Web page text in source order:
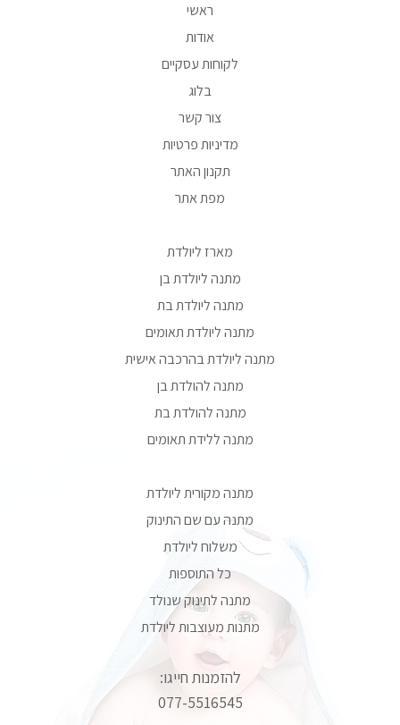
ראשי
אודות
לקוחות עסקיים
בלוג
צור קשר
מדיניות פרטיות
תקנון האתר
מפת אתר
מארז ליולדת
מתנה ליולדת בן
מתנה ליולדת בת
מתנה ליולדת תאומים
מתנה ליולדת בהרכבה אישית
מתנה להולדת בן
מתנה להולדת בת
מתנה ללידת תאומים
מתנה מקורית ליולדת
מתנה עם שם התינוק
משלוח ליולדת
כל התוספות
מתנה לתינוק שנולד
מתנות מעוצבות ליולדת
להזמנות חייגו:
077-5516545